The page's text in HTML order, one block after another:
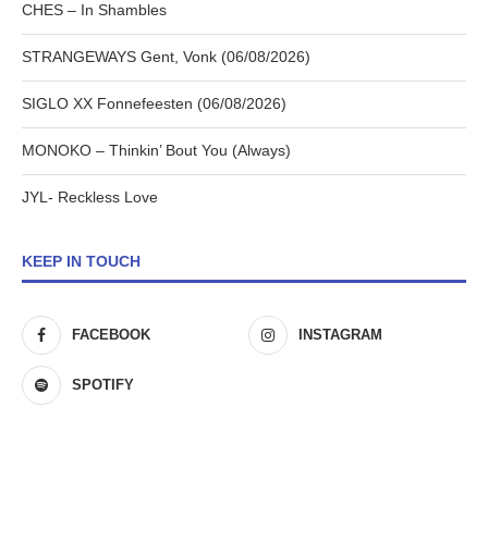
CHES – In Shambles
STRANGEWAYS Gent, Vonk (06/08/2026)
SIGLO XX Fonnefeesten (06/08/2026)
MONOKO – Thinkin’ Bout You (Always)
JYL- Reckless Love
KEEP IN TOUCH
FACEBOOK INSTAGRAM
SPOTIFY